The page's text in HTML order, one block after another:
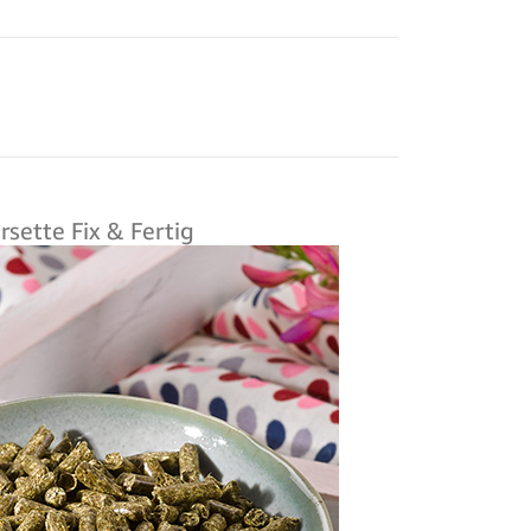
Fix & Fertig